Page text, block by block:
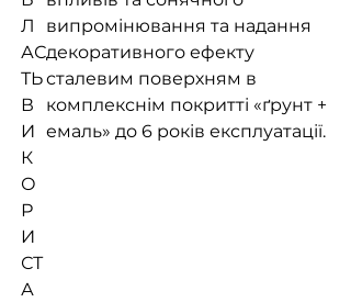
Л
АС
ТЬ
В
И
К
О
Р
И
СТ
А
випромінювання та надання
декоративного ефекту
сталевим поверхням в
комплекснім покритті «ґрунт +
емаль» до 6 років експлуатації.